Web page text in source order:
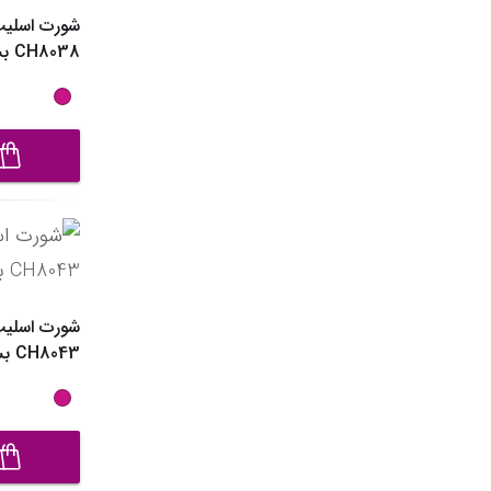
CH8038 بسته 2 عددی